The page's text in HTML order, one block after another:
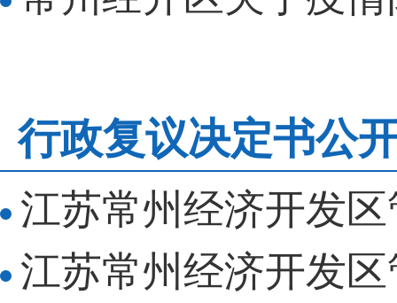
行政复议决定书公
江苏常州经济开发
江苏常州经济开发